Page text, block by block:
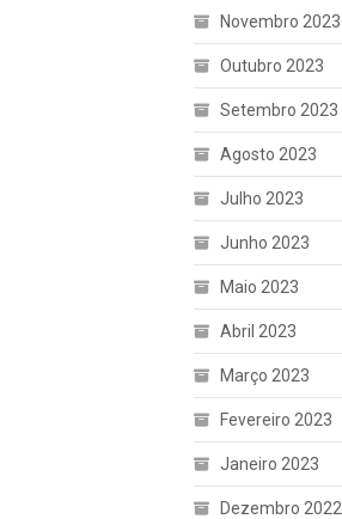
Novembro 2023
Outubro 2023
Setembro 2023
Agosto 2023
Julho 2023
Junho 2023
Maio 2023
Abril 2023
Março 2023
Fevereiro 2023
Janeiro 2023
Dezembro 2022